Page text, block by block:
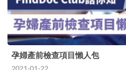
孕婦產前檢查項目懶人包